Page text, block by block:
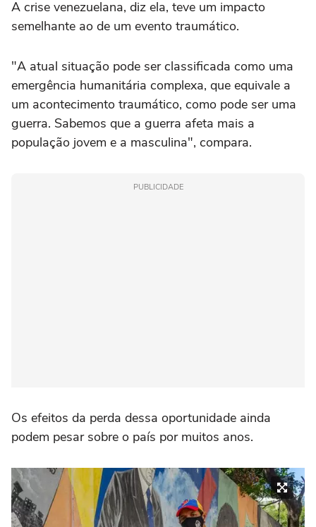
A crise venezuelana, diz ela, teve um impacto
semelhante ao de um evento traumático.
"A atual situação pode ser classificada como uma
emergência humanitária complexa, que equivale a
um acontecimento traumático, como pode ser uma
guerra. Sabemos que a guerra afeta mais a
população jovem e a masculina", compara.
PUBLICIDADE
Os efeitos da perda dessa oportunidade ainda
podem pesar sobre o país por muitos anos.